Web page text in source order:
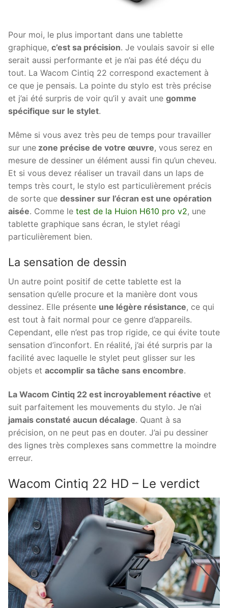
Pour moi, le plus important dans une tablette
graphique, c’est sa précision. Je voulais savoir si elle
serait aussi performante et je n’ai pas été déçu du
tout. La Wacom Cintiq 22 correspond exactement à
ce que je pensais. La pointe du stylo est très précise
et j’ai été surpris de voir qu’il y avait une gomme
spécifique sur le stylet.
Même si vous avez très peu de temps pour travailler
sur une zone précise de votre œuvre, vous serez en
mesure de dessiner un élément aussi fin qu’un cheveu.
Et si vous devez réaliser un travail dans un laps de
temps très court, le stylo est particulièrement précis
de sorte que dessiner sur l’écran est une opération
aisée. Comme le test de la Huion H610 pro v2, une
tablette graphique sans écran, le stylet réagi
particulièrement bien.
La sensation de dessin
Un autre point positif de cette tablette est la
sensation qu’elle procure et la manière dont vous
dessinez. Elle présente une légère résistance, ce qui
est tout à fait normal pour ce genre d’appareils.
Cependant, elle n’est pas trop rigide, ce qui évite toute
sensation d’inconfort. En réalité, j’ai été surpris par la
facilité avec laquelle le stylet peut glisser sur les
objets et accomplir sa tâche sans encombre.
La Wacom Cintiq 22 est incroyablement réactive et
suit parfaitement les mouvements du stylo. Je n’ai
jamais constaté aucun décalage. Quant à sa
précision, on ne peut pas en douter. J’ai pu dessiner
des lignes très complexes sans commettre la moindre
erreur.
Wacom Cintiq 22 HD – Le verdict